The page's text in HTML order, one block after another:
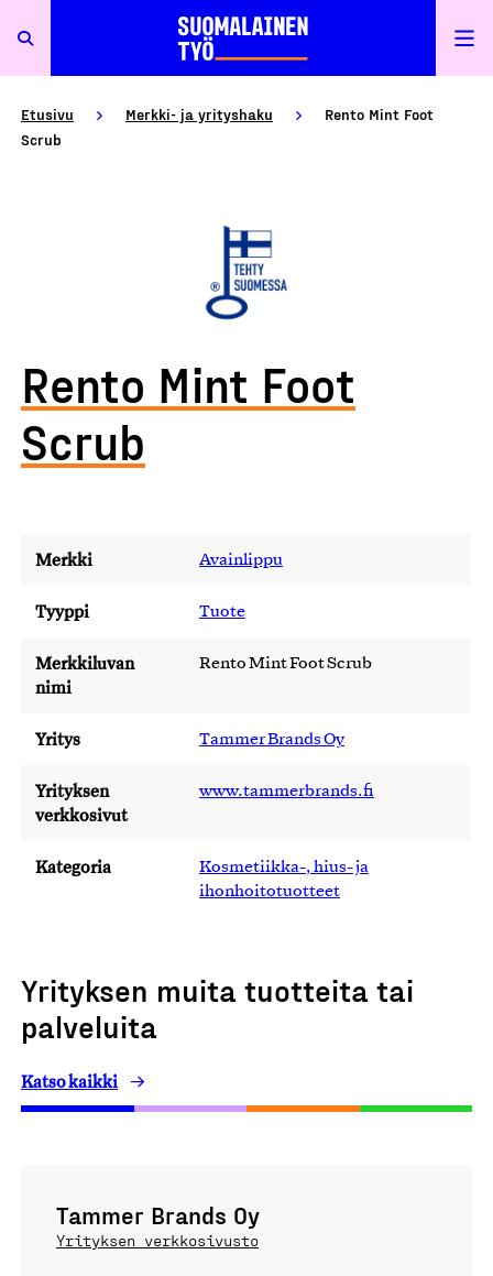
Etusivu Merkki- ja yrityshaku
Rento Mint Foot
Scrub
Rento Mint Foot
Scrub
Merkki Avainlippu
Tyyppi Tuote
Merkkiluvan
nimi
Rento Mint Foot Scrub
Yritys Tammer Brands Oy
Yrityksen
verkkosivut
www.tammerbrands.fi
Kategoria
Kosmetiikka-, hius- ja
ihonhoitotuotteet
Yrityksen muita tuotteita tai
palveluita
Katso kaikki
Tammer Brands Oy
Yrityksen verkkosivusto